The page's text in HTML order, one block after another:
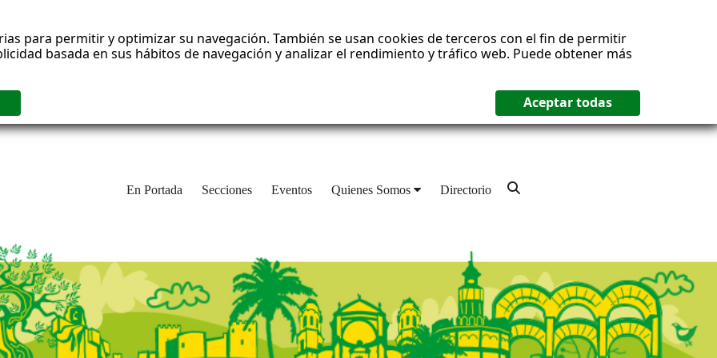
para permitir y optimizar su navegación. También se usan cookies de terceros con el fin de permitir
basada en sus hábitos de navegación y analizar el rendimiento y tráfico web. Puede obtener más
En Portada Secciones Eventos Quienes Somos Directorio